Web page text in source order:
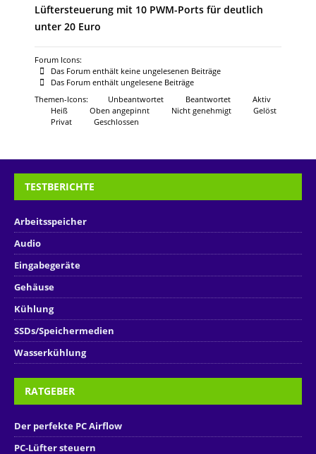
Lüftersteuerung mit 10 PWM-Ports für deutlich
unter 20 Euro
Forum Icons:
Das Forum enthält keine ungelesenen Beiträge
Das Forum enthält ungelesene Beiträge
Themen-Icons:
Unbeantwortet Beantwortet
Aktiv
Heiß
Oben angepinnt Nicht genehmigt
Gelöst
Privat
Geschlossen
TESTBERICHTE
Arbeitsspeicher
Audio
Eingabegeräte
Gehäuse
Kühlung
SSDs/Speichermedien
Wasserkühlung
RATGEBER
Der perfekte PC Airflow
PC-Lüfter steuern